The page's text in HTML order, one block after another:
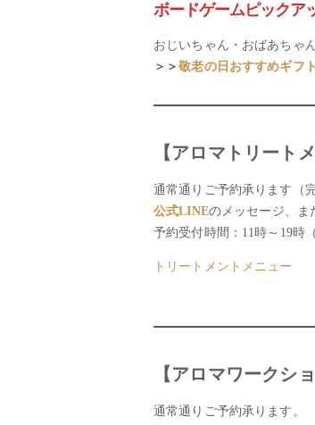
ボードゲームピックア
おじいちゃん・おばあちゃ
＞＞敬老の日おすすめギフ
【アロマトリート
通常通りご予約承ります（
公式LINEのメッセージ、ま
予約受付時間：11時～19時
トリートメントメニュー
【アロマワークシ
通常通りご予約承ります。